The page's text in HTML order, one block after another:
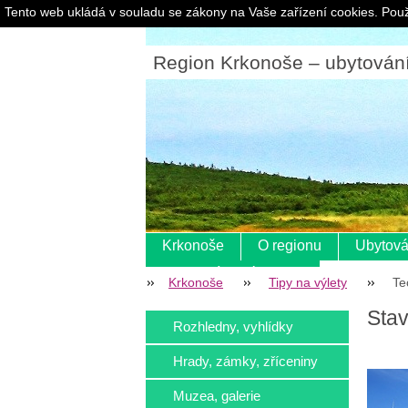
Region Krkonoše –
Krkonoše O regionu
Krkonoše Tipy na výlety
Rozhledny, vyhlídky
Hrady, zámky, zříceniny
Muzea, galerie
Tento web ukládá v souladu se zákony na Vaše zařízení cookies.